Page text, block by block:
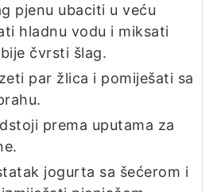
pjenu ubaciti u veću
hladnu vodu i miksati
čvrsti šlag.
par žlica i pomiješati sa
prema uputama za
jogurta sa šećerom i